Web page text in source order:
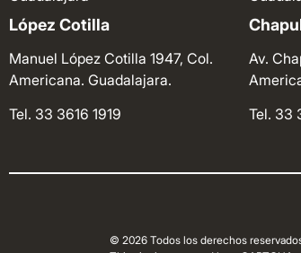
López Cotilla
Manuel López Cotilla 1947, Col.
Americana. Guadalajara.
Tel. 33 3616 1919
Av.
Tel. 33
© 2026 Todos los derechos